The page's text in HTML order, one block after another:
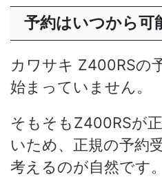
予約はいつから可
カワサキ Z400RSの
始まっていません。
そもそもZ400RSが
いため、正規の予約
考えるのが自然です。